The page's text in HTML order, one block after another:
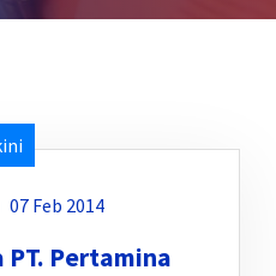
07 Feb 2014
Pertamina